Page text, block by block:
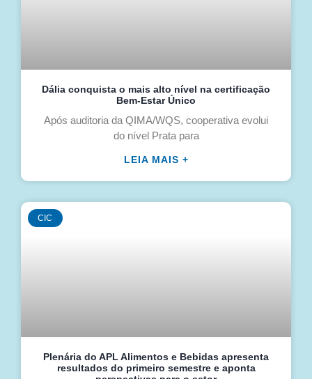
Dália conquista o mais alto nível na certificação
Bem-Estar Único
Após auditoria da QIMA/WQS, cooperativa evolui
do nível Prata para
LEIA MAIS +
CIC
Plenária do APL Alimentos e Bebidas apresenta
resultados do primeiro semestre e aponta